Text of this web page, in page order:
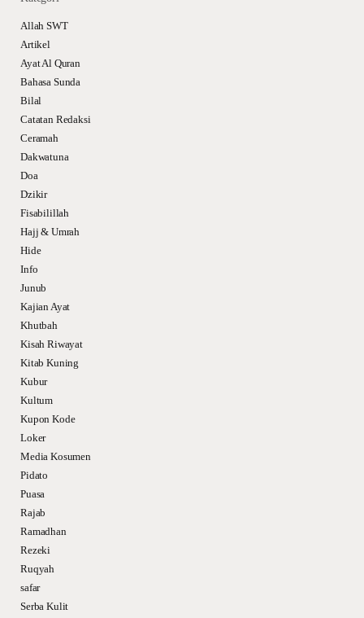
Allah SWT
Artikel
Ayat Al Quran
Bahasa Sunda
Bilal
Catatan Redaksi
Ceramah
Dakwatuna
Doa
Dzikir
Fisabilillah
Hajj & Umrah
Hide
Info
Junub
Kajian Ayat
Khutbah
Kisah Riwayat
Kitab Kuning
Kubur
Kultum
Kupon Kode
Loker
Media Kosumen
Pidato
Puasa
Rajab
Ramadhan
Rezeki
Ruqyah
safar
Serba Kulit